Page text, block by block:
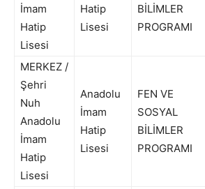
İmam
Hatip
Lisesi
Hatip
Lisesi
BİLİMLER
PROGRAMI
MERKEZ /
Şehri
Nuh
Anadolu
İmam
Hatip
Lisesi
Anadolu
İmam
Hatip
Lisesi
FEN VE
SOSYAL
BİLİMLER
PROGRAMI